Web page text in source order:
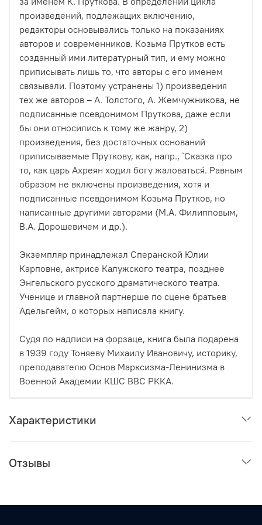
произведений, подлежащих включению,
редакторы основывались только на показаниях
авторов и современников. Козьма Прутков есть
созданный ими литературный тип, и ему можно
приписывать лишь то, что авторы с его именем
связывали. Поэтому устранены 1) произведения
тех же авторов – А. Толстого, А. Жемчужникова, не
подписанные псевдонимом Пруткова, даже если
бы они относились к тому же жанру, 2)
произведения, без достаточных оснований
приписываемые Пруткову, как, напр., `Сказка про
то, как царь Ахреян ходил богу жаловаться`. Равным
образом не включены произведения, хотя и
подписанные псевдонимом Козьма Прутков, но
написанные другими авторами (М.А. Филипповым,
В.А. Дорошевичем и др.).
Экземпляр принадлежал Сперанской Юлии
Карповне, актрисе Калужского театра, позднее
Энгельского русского драматического театра.
Ученице и главной партнерше по сцене братьев
Адельгейм, о которых написала книгу.
Судя по надписи на форзаце, книга была подарена
в 1939 году Тоняеву Михаилу Ивановичу, историку,
преподавателю Основ Марксизма-Ленинизма в
Военной Академии КШС ВВС РККА.
Характеристики
Отзывы